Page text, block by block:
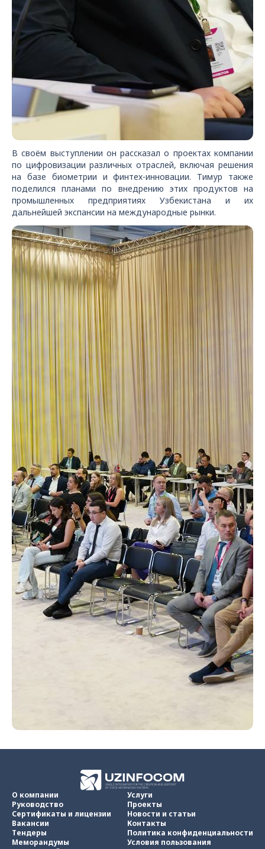
В своём выступлении он рассказал о проектах компании
по цифровизации различных отраслей, включая решения
на базе биометрии и финтех-инновации. Тимур также
поделился планами по внедрению этих продуктов на
промышленных предприятиях Узбекистана и их
дальнейшей экспансии на международные рынки.
О компании
Руководство
Сертификаты и лицензии
Вакансии
Тендеры
Меморандумы
Услуги
Проекты
Новости и статьи
Контакты
Политика конфиденциальности
Условия пользования